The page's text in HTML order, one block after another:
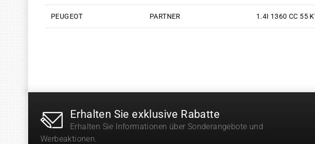
PEUGEOT PARTNER 1.4I 1360 CC 55
Erhalten Sie exklusive Rabatte
Erhalten Sie Informationen über Sonderangebote und
Werbeaktionen.